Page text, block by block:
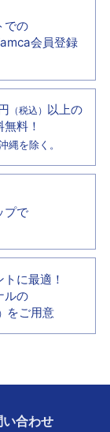
での
会員登録
（税込） 以上の
無料！
縄を除く。
プで
に最適！
ルの
をご用意
い合わせ